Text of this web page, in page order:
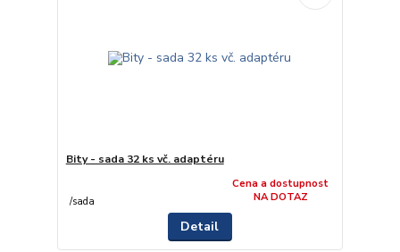
Bity - sada 32 ks vč. adaptéru
/sada
Cena a dostupnost
NA DOTAZ
Detail